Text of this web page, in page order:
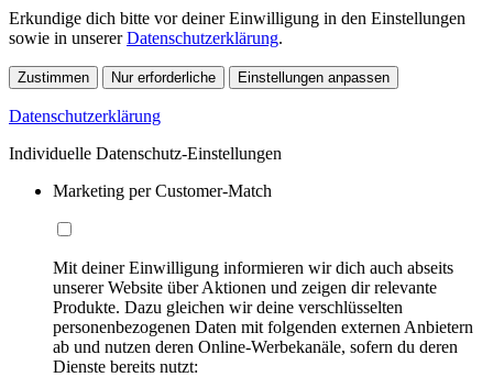
Erkundige dich bitte vor deiner Einwilligung in den Einstellungen
sowie in unsererDatenschutzerklärung.
Zustimmen Nur erforderliche Einstellungen anpassen
Datenschutzerklärung
Individuelle Datenschutz-Einstellungen
Marketing per Customer-Match
Mit deiner Einwilligung informieren wir dich auch abseits
unserer Website über Aktionen und zeigen dir relevante
Produkte. Dazu gleichen wir deine verschlüsselten
personenbezogenen Daten mit folgenden externen Anbietern
ab und nutzen deren Online-Werbekanäle, sofern du deren
Dienste bereits nutzt: